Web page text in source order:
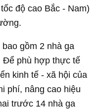
độ cao Bắc - Nam)
gồm 2 nhà ga
Để phù hợp thực tế
kinh tế - xã hội của
phí, nâng cao hiệu
trước 14 nhà ga